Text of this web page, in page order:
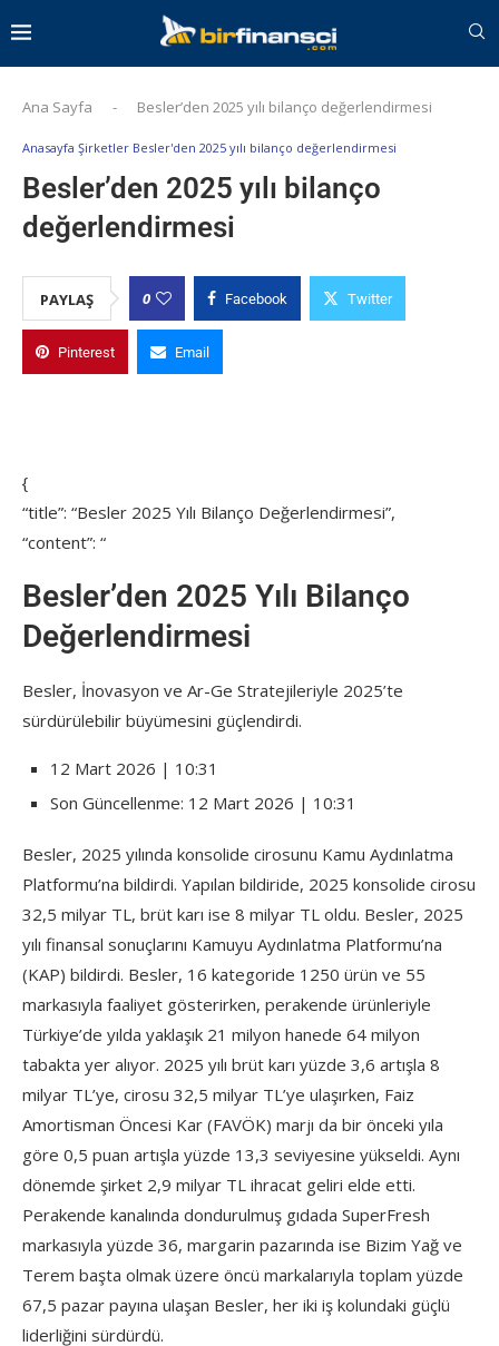
Ana Sayfa - Besler’den 2025 yılı bilanço değerlendirmesi
Anasayfa Şirketler Besler'den 2025 yılı bilanço değerlendirmesi
Besler’den 2025 yılı bilanço
değerlendirmesi
PAYLAŞ 0 Facebook Twitter
Pinterest Email
{
“title”: “Besler 2025 Yılı Bilanço Değerlendirmesi”,
“content”: “
Besler’den 2025 Yılı Bilanço
Değerlendirmesi
Besler, İnovasyon ve Ar-Ge Stratejileriyle 2025’te
sürdürülebilir büyümesini güçlendirdi.
12 Mart 2026 | 10:31
Son Güncellenme: 12 Mart 2026 | 10:31
Besler, 2025 yılında konsolide cirosunu Kamu Aydınlatma
Platformu’na bildirdi. Yapılan bildiride, 2025 konsolide cirosu
32,5 milyar TL, brüt karı ise 8 milyar TL oldu. Besler, 2025
yılı finansal sonuçlarını Kamuyu Aydınlatma Platformu’na
(KAP) bildirdi. Besler, 16 kategoride 1250 ürün ve 55
markasıyla faaliyet gösterirken, perakende ürünleriyle
Türkiye’de yılda yaklaşık 21 milyon hanede 64 milyon
tabakta yer alıyor. 2025 yılı brüt karı yüzde 3,6 artışla 8
milyar TL’ye, cirosu 32,5 milyar TL’ye ulaşırken, Faiz
Amortisman Öncesi Kar (FAVÖK) marjı da bir önceki yıla
göre 0,5 puan artışla yüzde 13,3 seviyesine yükseldi. Aynı
dönemde şirket 2,9 milyar TL ihracat geliri elde etti.
Perakende kanalında dondurulmuş gıdada SuperFresh
markasıyla yüzde 36, margarin pazarında ise Bizim Yağ ve
Terem başta olmak üzere öncü markalarıyla toplam yüzde
67,5 pazar payına ulaşan Besler, her iki iş kolundaki güçlü
liderliğini sürdürdü.